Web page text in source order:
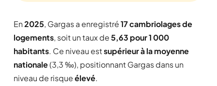
En2025, Gargas a enregistré17 cambriolages de
logements, soit un taux de5,63 pour 1 000
habitants. Ce niveau estsupérieur à la moyenne
nationale(3,3 ‰), positionnant Gargas dans un
niveau de risqueélevé.